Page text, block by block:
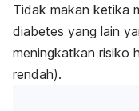
Tidak makan ketika
diabetes yang lain
meningkatkan risiko
rendah).